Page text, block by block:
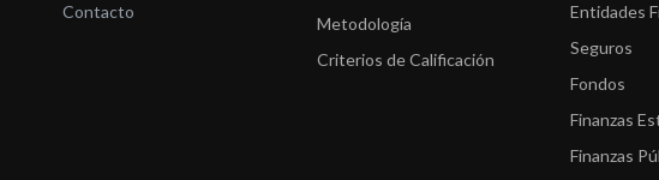
Contacto
Metodología
Criterios de Calificación
Entidades
Seguros
Fondos
Finanzas
Finanzas